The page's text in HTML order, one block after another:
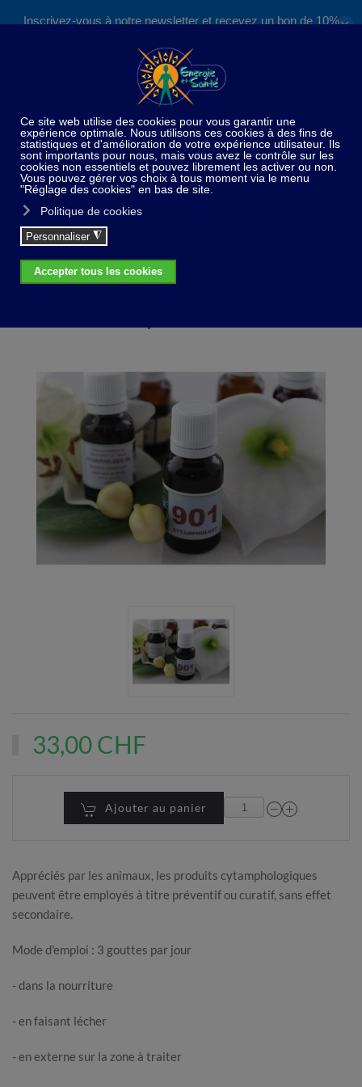
Inscrivez-vous à notre newsletter et recevez un bon de 10%
S'inscrire
✕
Home 901 Mammite pour les animaux - 15 ml
33,00 CHF
Ajouter au panier
Appréciés par les animaux, les produits cytamphologiques
peuvent être employés à titre préventif ou curatif, sans effet
secondaire.
Mode d'emploi : 3 gouttes par jour
- dans la nourriture
- en faisant lécher
- en externe sur la zone à traiter